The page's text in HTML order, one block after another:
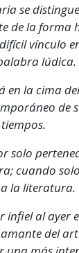
se
de la forma
vínculo
lúdica.
en la cima
de
solo
cuando
la literatura.
infiel al ayer
del